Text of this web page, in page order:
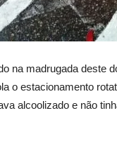
na madrugada deste
o estacionamento
alcoolizado e não